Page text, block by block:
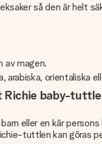
så den är helt
av magen.
orientaliska
Richie baby-
eller en kär
tuttlen kan